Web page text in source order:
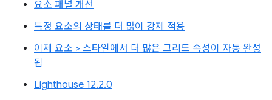
요소 패널 개선
특정 요소의 상태를 더 많이 강제 적용
이제 요소 > 스타일에서 더 많은 그리드 속성이 자동 완성
됨
Lighthouse 12.2.0